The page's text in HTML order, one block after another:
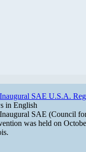
SAE U.S.A.
in English
SAE (Council
was held on